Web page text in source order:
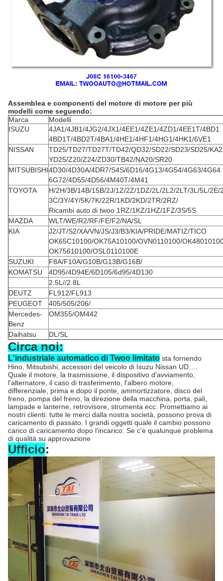
Assemblea e componenti del motore di motore per più
modelli come seguendo:
Marca
Modelli
ISUZU
4JA1/4JB1/4JG2/4JX1/4EE1/4ZE1/4ZD1/4EE1T/4BD1
4BD1T/4BD2T/4BA1/4HE1/4HF1/4HG1/4HK1/6VE1
NISSAN
TD25/TD27/TD27T/TD42/QD32/SD22/SD23/SD25/
YD25/Z20/Z24/ZD30/TB42/NA20/SR20
MITSUBISHI4D30/4D30A/4DR7/S4S/6D16/4G13/4G54/4G63/4G64
6G72/4D55/4D56/4M40T/4M41
TOYOTA
H/2H/3B/14B/15B/2J/1Z/2Z/1DZ/2L/2L2/2LT/3L/5L/2E/
3C/3Y/4Y/5K/7K/22R/1KD/2KD/2TR/2RZ/
Ricambi auto di twoo 1RZ/1KZ/1HZ/1FZ/3S/5S
MAZDA
WLT/WE/R2/RF/FE/F2/NA/SL
KIA
J2/JT/S2/XA/VN/JS/J3/B3/KIA/PRIDE/MATIZ/TICO
OK65C10100/OK75A10100/OVN0110100/
OK75610100/OSL0110100E
SUZUKI
F8A/F10A/G10B/G13B/G16B/
KOMATSU
4D95/4D94E/6D105/6d95/4D130
2.5L//2.8L
DEUTZ
FL912/FL913
PEUGEOT
405/505/206/
Mercedes-
Benz
OM355/OM442
Daihatsu DL/SL
Circa noi:
L'industriale automatico di Twoo limitato sta fornendo
Hino, Mitsubishi, accessori del veicolo di Isuzu Nissan UD….
Quale il motore, la trasmissione, il dispositivo d'avviamento,
l'alternatore, il caso di trasferimento, l'albero motore,
differenziale, prima e dopo il ponte, ammortizzatore, disco del
freno, pompa del freno, la direzione della macchina, porta, pali,
lampade e lanterne, retrovisore, strumenta ecc. Promettiamo ai
nostri clienti: tutte le merci dalla nostra società, possono prova di
caricamento di passato. I grandi oggetti quale il cambio possono
carico di caricamento dopo l'incarico. Se c'è qualunque problema
di qualità su approvazione
Ufficio: